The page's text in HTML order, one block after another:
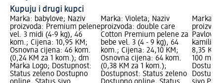
Kupuju i drugi kupci
Marka: babylove; Naziv
proizvoda: Premium pelene
vel. 3 midi (4-9 kg), 46
kom.; Cijena: 10,95 KM;
Osnovna cijena: 46 kom.
(0,24 KM za 1 kom.); dm
Marka Logo; Dostupnost:
Status zeleno Dostupno
Marka: Violeta; Naziv
proizvoda: double care
Cotton Premium pelene za
bebe vel. 3 (4 - 9 kg), 64
kom.; Cijena: 24,10 KM;
Osnovna cijena: 64 kom.
(0,38 KM za 1 kom.);
Dostupnost: Status zeleno
Marka:
8,35
100 ml